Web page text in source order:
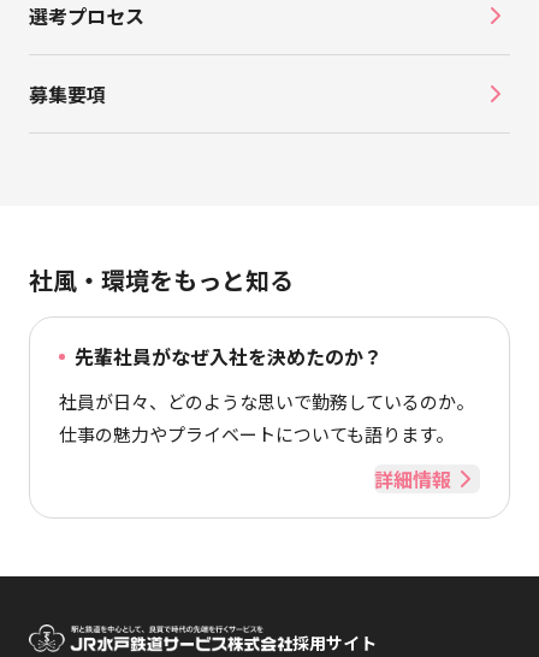
選考プロセス
募集要項
社風・環境をもっと知る
先輩社員がなぜ入社を決めたのか？
社員が日々、どのような思いで勤務しているのか。
仕事の魅力やプライベートについても語ります。
詳細情報
採用サイト